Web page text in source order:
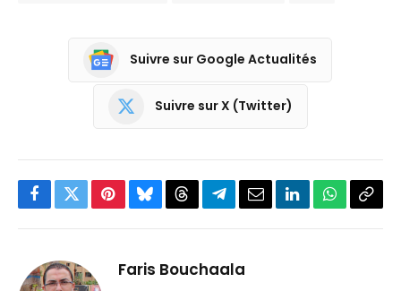
Suivre sur Google Actualités
Suivre sur X (Twitter)
Facebook
TwitterPinterestBlueskyThreadsPartager
Telegram
EmailLinkedInWhatsApp
Faris Bouchaala